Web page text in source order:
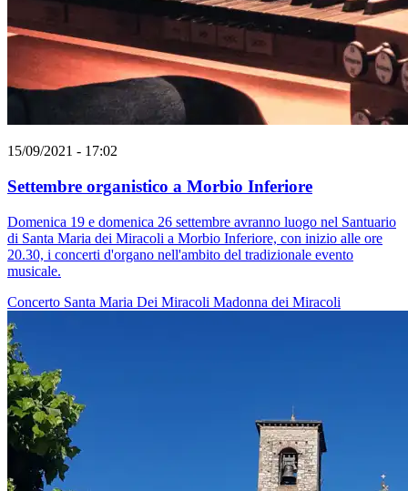
15/09/2021 - 17:02
Settembre organistico a Morbio Inferiore
Domenica 19 e domenica 26 settembre avranno luogo nel Santuario
di Santa Maria dei Miracoli a Morbio Inferiore, con inizio alle ore
20.30, i concerti d'organo nell'ambito del tradizionale evento
musicale.
Concerto Santa Maria Dei Miracoli Madonna dei Miracoli